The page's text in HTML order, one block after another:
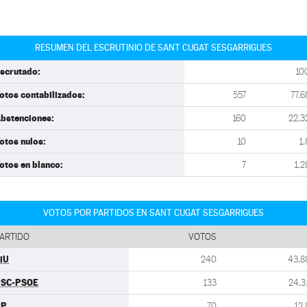
RESUMEN DEL ESCRUTINIO DE SANT CUGAT SESGARRIGUES
contabilizados: 557
160
nulos: 10
en blanco: 7
VOTOS POR PARTIDOS EN SANT CUGAT SESGARRIGUES
VOTOS
240
PSOE 133